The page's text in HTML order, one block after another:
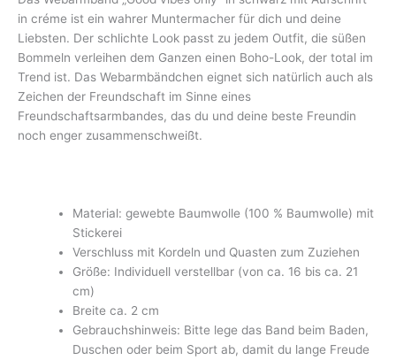
in créme ist ein wahrer Muntermacher für dich und deine
Liebsten. Der schlichte Look passt zu jedem Outfit, die süßen
Bommeln verleihen dem Ganzen einen Boho-Look, der total im
Trend ist. Das Webarmbändchen eignet sich natürlich auch als
Zeichen der Freundschaft im Sinne eines
Freundschaftsarmbandes, das du und deine beste Freundin
noch enger zusammenschweißt.
Material: gewebte Baumwolle (100 % Baumwolle) mit
Stickerei
Verschluss mit Kordeln und Quasten zum Zuziehen
Größe: Individuell verstellbar (von ca. 16 bis ca. 21
cm)
Breite ca. 2 cm
Gebrauchshinweis: Bitte lege das Band beim Baden,
Duschen oder beim Sport ab, damit du lange Freude